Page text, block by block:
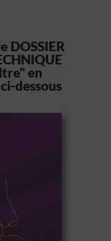
DOSSIER
en
dessous